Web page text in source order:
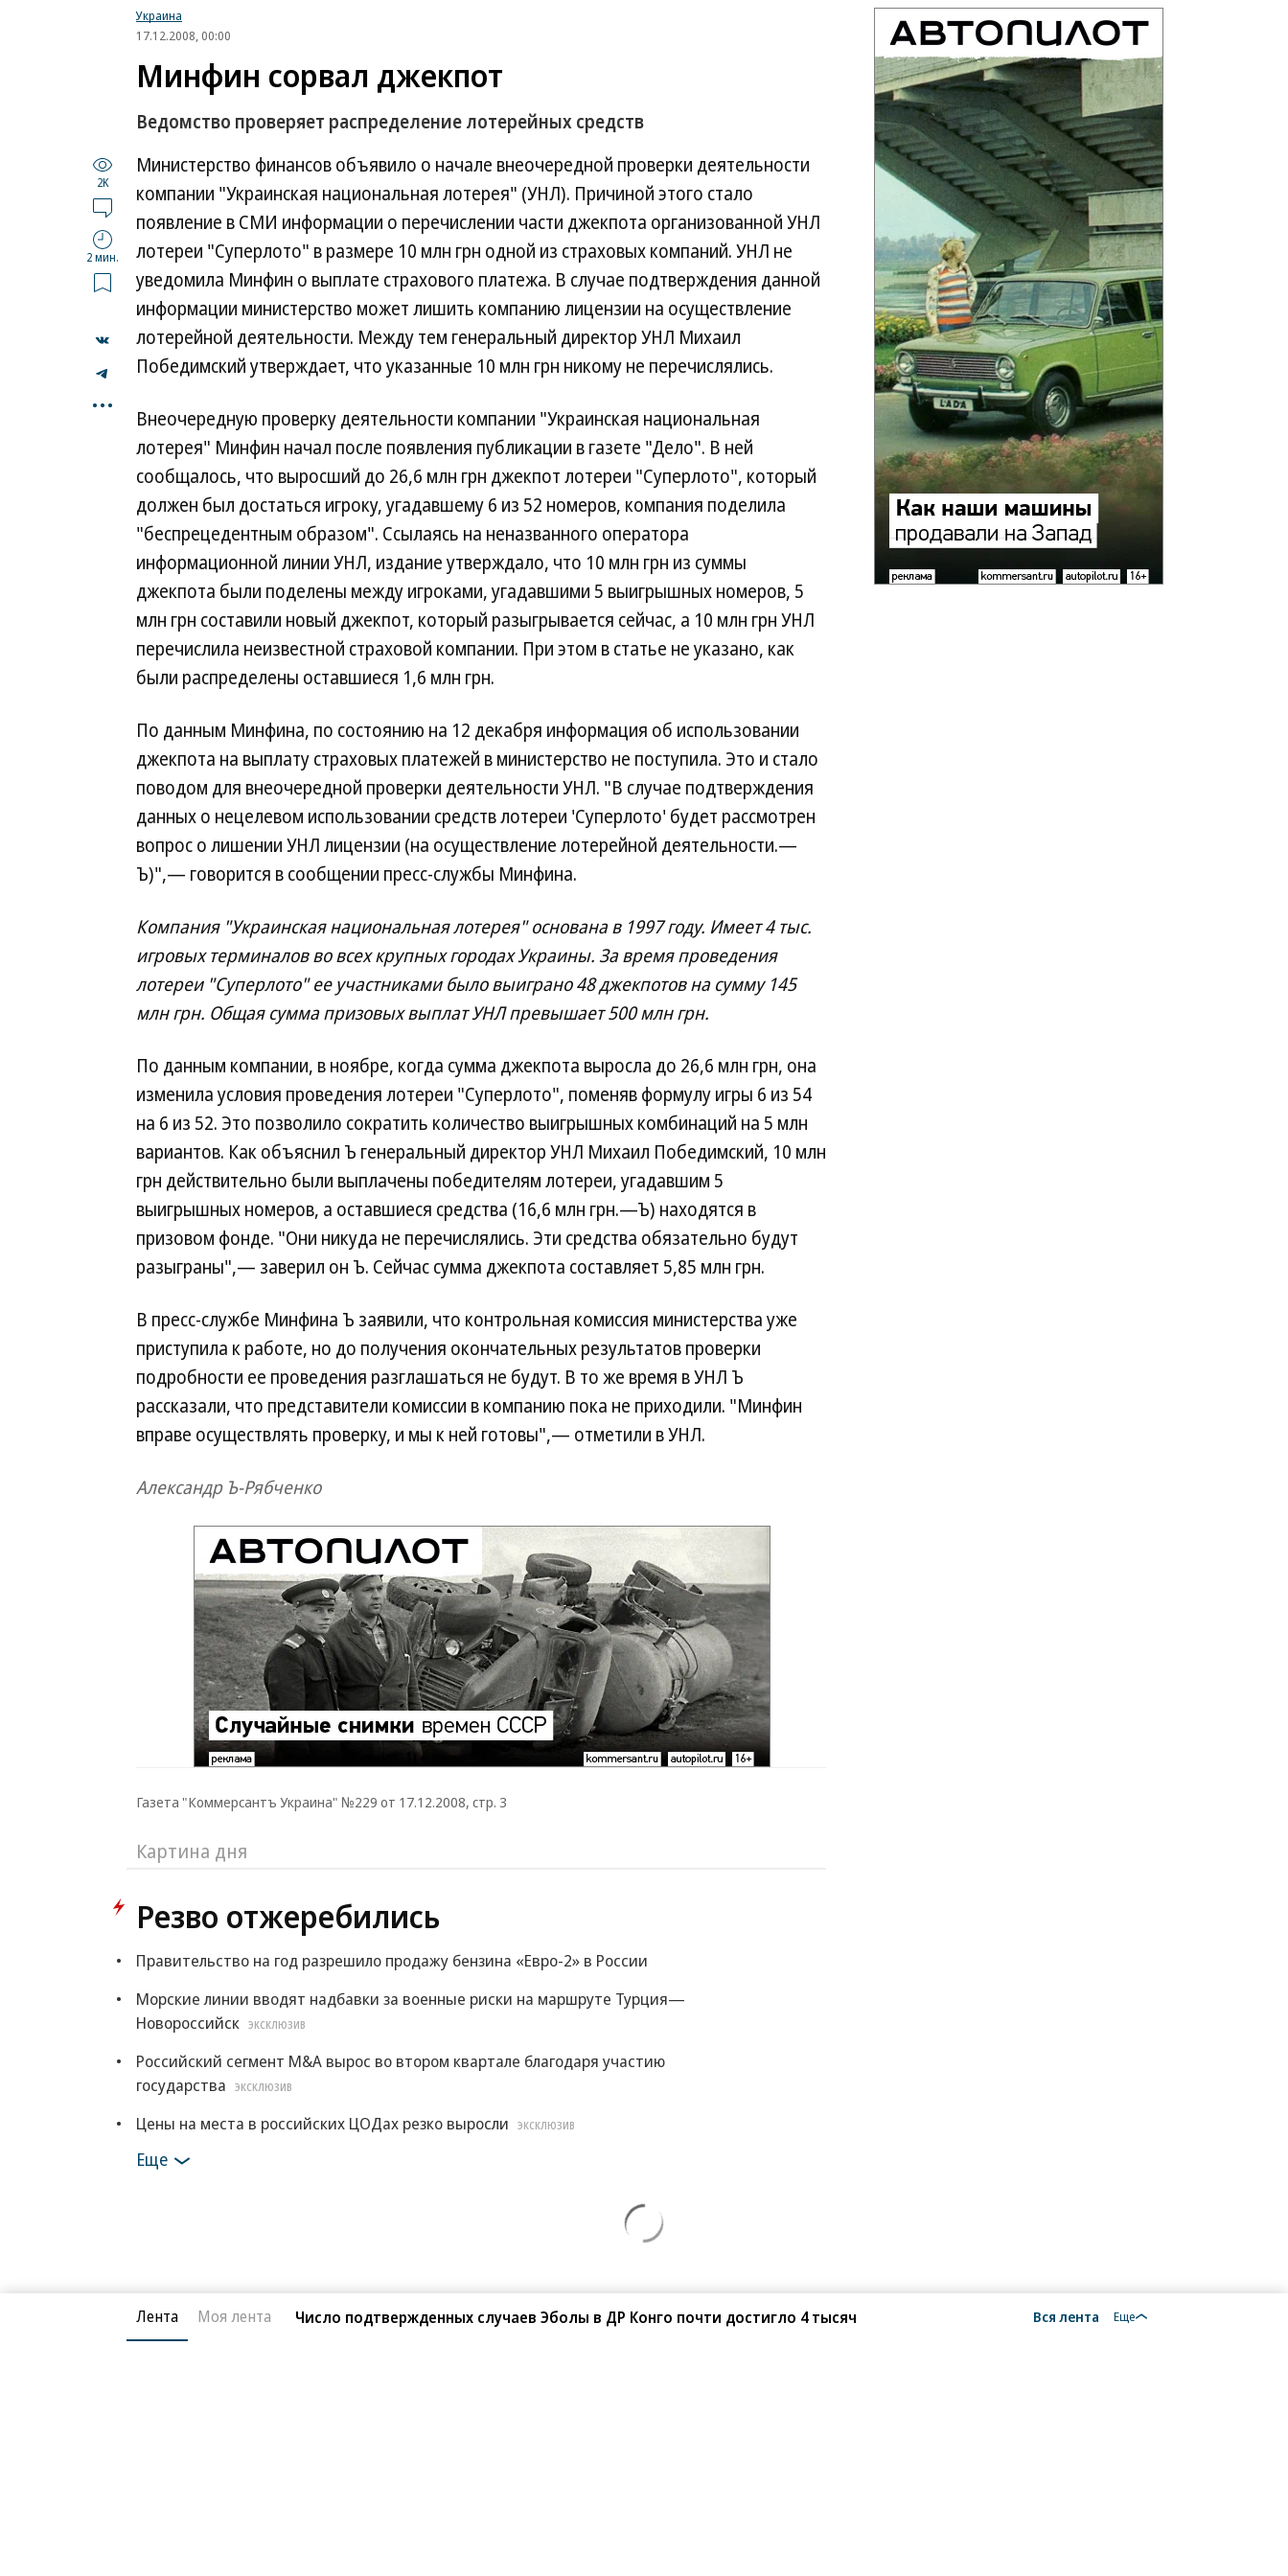
Украина
17.12.2008, 00:00
Минфин сорвал джекпот
Ведомство проверяет распределение лотерейных средств
2K
2 мин.
...
Министерство финансов объявило о начале внеочередной проверки деятельности
компании "Украинская национальная лотерея" (УНЛ). Причиной этого стало
появление в СМИ информации о перечислении части джекпота организованной УНЛ
лотереи "Суперлото" в размере 10 млн грн одной из страховых компаний. УНЛ не
уведомила Минфин о выплате страхового платежа. В случае подтверждения данной
информации министерство может лишить компанию лицензии на осуществление
лотерейной деятельности. Между тем генеральный директор УНЛ Михаил
Победимский утверждает, что указанные 10 млн грн никому не перечислялись.
Внеочередную проверку деятельности компании "Украинская национальная
лотерея" Минфин начал после появления публикации в газете "Дело". В ней
сообщалось, что выросший до 26,6 млн грн джекпот лотереи "Суперлото", который
должен был достаться игроку, угадавшему 6 из 52 номеров, компания поделила
"беспрецедентным образом". Ссылаясь на неназванного оператора
информационной линии УНЛ, издание утверждало, что 10 млн грн из суммы
джекпота были поделены между игроками, угадавшими 5 выигрышных номеров, 5
млн грн составили новый джекпот, который разыгрывается сейчас, а 10 млн грн УНЛ
перечислила неизвестной страховой компании. При этом в статье не указано, как
были распределены оставшиеся 1,6 млн грн.
По данным Минфина, по состоянию на 12 декабря информация об использовании
джекпота на выплату страховых платежей в министерство не поступила. Это и стало
поводом для внеочередной проверки деятельности УНЛ. "В случае подтверждения
данных о нецелевом использовании средств лотереи 'Суперлото' будет рассмотрен
вопрос о лишении УНЛ лицензии (на осуществление лотерейной деятельности.—
Ъ)",— говорится в сообщении пресс-службы Минфина.
Компания "Украинская национальная лотерея" основана в 1997 году. Имеет 4 тыс.
игровых терминалов во всех крупных городах Украины. За время проведения
лотереи "Суперлото" ее участниками было выиграно 48 джекпотов на сумму 145
млн грн. Общая сумма призовых выплат УНЛ превышает 500 млн грн.
По данным компании, в ноябре, когда сумма джекпота выросла до 26,6 млн грн, она
изменила условия проведения лотереи "Суперлото", поменяв формулу игры 6 из 54
на 6 из 52. Это позволило сократить количество выигрышных комбинаций на 5 млн
вариантов. Как объяснил Ъ генеральный директор УНЛ Михаил Победимский, 10 млн
грн действительно были выплачены победителям лотереи, угадавшим 5
выигрышных номеров, а оставшиеся средства (16,6 млн грн.—Ъ) находятся в
призовом фонде. "Они никуда не перечислялись. Эти средства обязательно будут
разыграны",— заверил он Ъ. Сейчас сумма джекпота составляет 5,85 млн грн.
В пресс-службе Минфина Ъ заявили, что контрольная комиссия министерства уже
приступила к работе, но до получения окончательных результатов проверки
подробности ее проведения разглашаться не будут. В то же время в УНЛ Ъ
рассказали, что представители комиссии в компанию пока не приходили. "Минфин
вправе осуществлять проверку, и мы к ней готовы",— отметили в УНЛ.
Александр Ъ-Рябченко
Газета "Коммерсантъ Украина" №229 от 17.12.2008, стр. 3
Картина дня
Резво отжеребились
Правительство на год разрешило продажу бензина «Евро-2» в России
Морские линии вводят надбавки за военные риски на маршруте Турция—
Новороссийск
ЭКСКЛЮЗИВ
Российский сегмент M&A вырос во втором квартале благодаря участию
государства
ЭКСКЛЮЗИВ
Цены на места в российских ЦОДах резко выросли ЭКСКЛЮЗИВ
Еще
Лента Моя лента Число подтвержденных случаев Эболы в ДР Конго почти достигло 4 тысяч Вся лента Еще